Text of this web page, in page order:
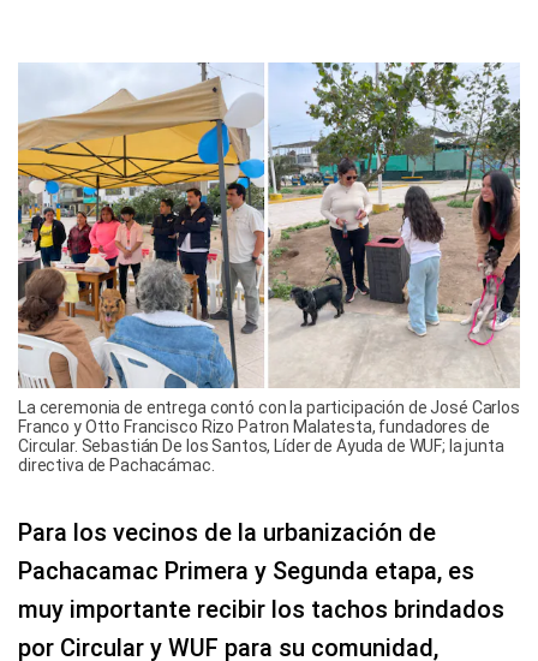
La ceremonia de entrega contó con la participación de José Carlos
Franco y Otto Francisco Rizo Patron Malatesta, fundadores de
Circular. Sebastián De los Santos, Líder de Ayuda de WUF; la junta
directiva de Pachacámac.
Para los vecinos de la urbanización de
Pachacamac Primera y Segunda etapa, es
muy importante recibir los tachos brindados
por Circular y WUF para su comunidad,